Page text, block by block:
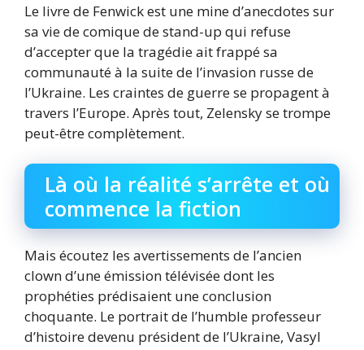
Le livre de Fenwick est une mine d’anecdotes sur
sa vie de comique de stand-up qui refuse
d’accepter que la tragédie ait frappé sa
communauté à la suite de l’invasion russe de
l’Ukraine. Les craintes de guerre se propagent à
travers l’Europe. Après tout, Zelensky se trompe
peut-être complètement.
Là où la réalité s’arrête et où
commence la fiction
Mais écoutez les avertissements de l’ancien
clown d’une émission télévisée dont les
prophéties prédisaient une conclusion
choquante. Le portrait de l’humble professeur
d’histoire devenu président de l’Ukraine, Vasyl